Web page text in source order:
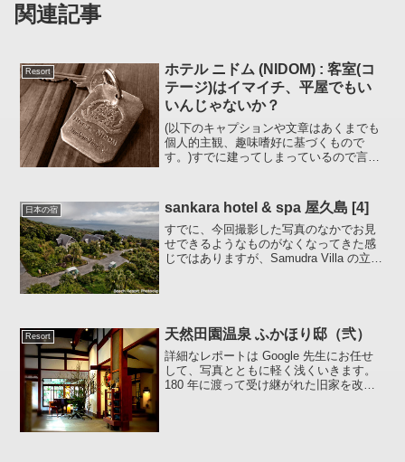
関連記事
Resort
ホテル ニドム (NIDOM) : 客室(コ
テージ)はイマイチ、平屋でもい
いんじゃないか？
(以下のキャプションや文章はあくまでも
個人的主観、趣味嗜好に基づくもので
す。)すでに建ってしまっているので言っ
なかにあるコテージだったので、湖に面
したコテージだと違う...
日本の宿 sankara hotel & spa 屋久島 [4]
すでに、今回撮影した写真のなかでお見
せできるようなものがなくなってきた感
じではありますが、Samudra Villa の立地
Resort 天然田園温泉 ふかほり邸（弐）
詳細なレポートは Google 先生にお任せ
して、写真とともに軽く浅くいきます。
180 年に渡って受け継がれた旧家を改築